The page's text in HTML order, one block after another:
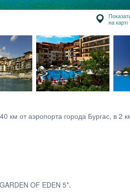
на карті
км от аэропорта города Бургас, в
OF EDEN 5*.